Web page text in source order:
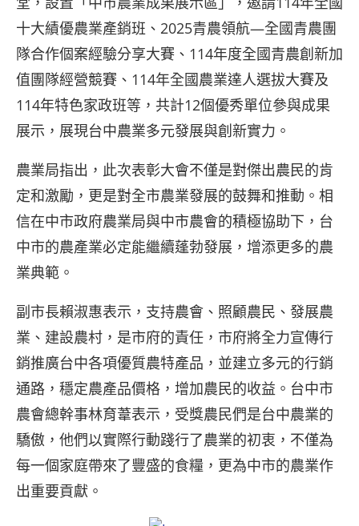
十大績優農業產銷班、2025青農領航—全國青農團
隊合作個案經驗分享大賽、114年度全國青農創新加
值團隊經營競賽、114年全國農業達人選拔大賽及
114年特色家政班等，共計12個優秀單位參與成果
展示，展現台中農業多元發展與創新實力。
農業局指出，此次表彰大會不僅是對傑出農民的肯
定和激勵，更是對全市農業發展的鼓舞和推動。相
信在中市政府農業局與中市農會的積極協助下，台
中市的農產業必定能繼續蓬勃發展，增添更多的農
業典範。
副市長賴淑惠表示，支持農會、照顧農民、發展農
業、建設農村，是市府的責任，市府將全力宣傳行
銷推廣台中各項優質農特產品，並建立多元的行銷
通路，穩定農產品價格，增加農民的收益。台中市
農會總幹事林育葦表示，受獎農民們是台中農業的
驕傲，他們以實際行動踐行了農業的初衷，不僅為
每一個家庭帶來了豐盛的食糧，更為中市的農業作
出重要貢獻。